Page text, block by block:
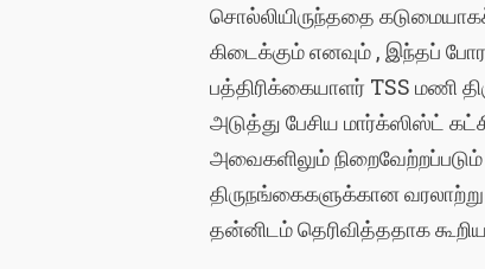
சொல்லியிருந்ததை கடுமையாகச்
கிடைக்கும் எனவும் , இந்தப்
பத்திரிக்கையாளர் TSS மணி
அடுத்து பேசிய மார்க்ஸிஸ்ட்
அவைகளிலும்
திருநங்கைகளுக்கான
தன்னிடம் தெரிவித்ததாக